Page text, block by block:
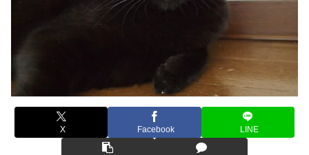
X Facebook LINE